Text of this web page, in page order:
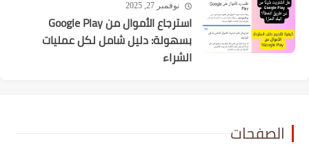
نوفمبر 27, 2025
استرجاع الأموال من Google Play
بسهولة: دليل شامل لكل عمليات
الشراء
الصفحات